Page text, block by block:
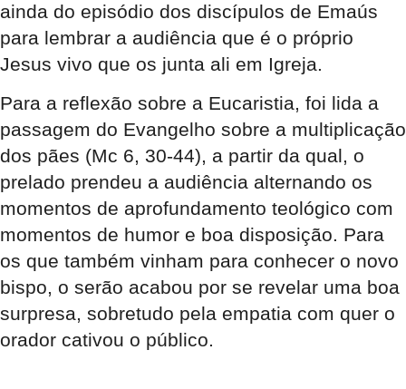
ainda do episódio dos discípulos de Emaús
para lembrar a audiência que é o próprio
Jesus vivo que os junta ali em Igreja.
Para a reflexão sobre a Eucaristia, foi lida a
passagem do Evangelho sobre a multiplicação
dos pães (Mc 6, 30-44), a partir da qual, o
prelado prendeu a audiência alternando os
momentos de aprofundamento teológico com
momentos de humor e boa disposição. Para
os que também vinham para conhecer o novo
bispo, o serão acabou por se revelar uma boa
surpresa, sobretudo pela empatia com quer o
orador cativou o público.